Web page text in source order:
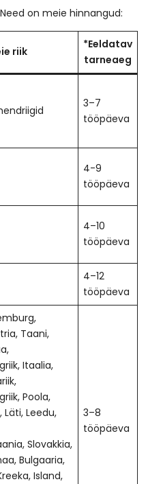
on meie hinnangud:
riik
*Eeldatav
tarneaeg
3–7
tööpäeva
4-9
tööpäeva
4–10
tööpäeva
4–12
tööpäeva
Taani,
Itaalia,
Poola,
Läti, Leedu,
Slovakkia,
Bulgaaria,
Island,
3–8
tööpäeva